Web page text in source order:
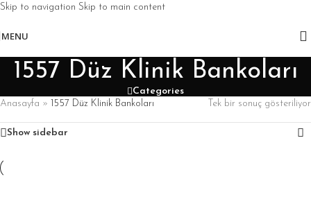
Skip to navigation Skip to main content
MENU
1557 Düz Klinik Bankoları
Categories
Anasayfa » 1557 Düz Klinik Bankoları Tek bir sonuç gösteriliyor
Show sidebar